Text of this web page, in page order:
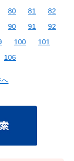
80 81
82
90 91
92
100
101
106
へ